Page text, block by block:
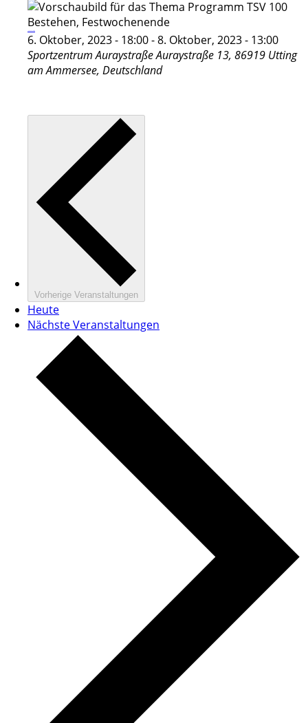
6. Oktober, 2023 - 18:00-8. Oktober, 2023 - 13:00
Sportzentrum AuraystraßeAuraystraße 13, 86919 Utting
am Ammersee, Deutschland
Vorherige Veranstaltungen
Heute
NächsteVeranstaltungen